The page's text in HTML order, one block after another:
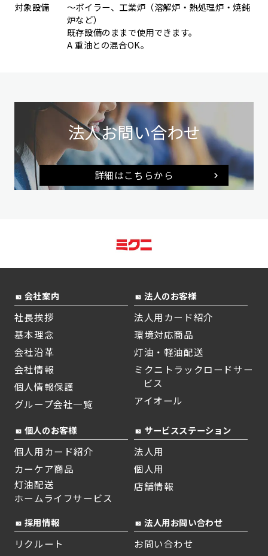
対象設備
～ボイラー、工業炉（溶解炉・熱処理炉・焼鈍
炉など）
既存設備のままで使用できます。
A 重油との混合OK。
法人お問い合わせ
詳細はこちらから
会社案内
社長挨拶
基本理念
会社沿革
会社情報
個人情報保護
グループ会社一覧
法人のお客様
法人用カード紹介
環境対応商品
灯油・軽油配送
ミクニトラックロードサー
ビス
アイオール
個人のお客様
個人用カード紹介
カーケア商品
灯油配送
ホームライフサービス
サービスステーション
法人用
個人用
店舗情報
採用情報
リクルート
法人用お問い合わせ
お問い合わせ